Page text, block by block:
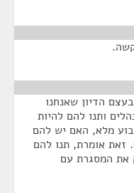
הדיון שאנחנו
ותנו להם להיות
מלא, האם יש להם
זאת אומרת, תנו להם
את המסגרת עם